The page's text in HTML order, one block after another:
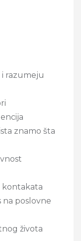
i razumeju
znamo šta
kontakata
na poslovne
života